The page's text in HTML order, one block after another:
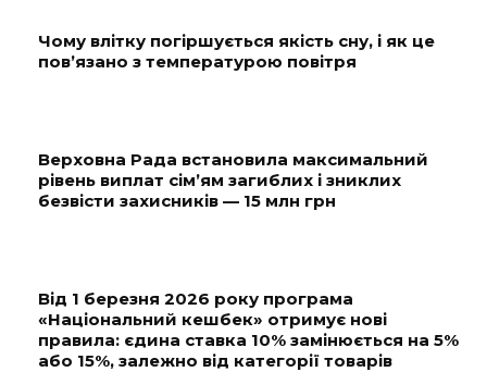
Чому влітку погіршується якість сну, і як це
пов’язано з температурою повітря
Верховна Рада встановила максимальний
рівень виплат сім’ям загиблих і зниклих
безвісти захисників — 15 млн грн
Від 1 березня 2026 року програма
«Національний кешбек» отримує нові
правила: єдина ставка 10% замінюється на 5%
або 15%, залежно від категорії товарів